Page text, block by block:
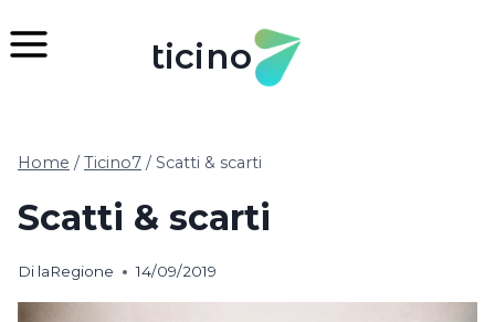
al
ticino
Home / Ticino7 / Scatti & scarti
Scatti & scarti
Di laRegione 14/09/2019